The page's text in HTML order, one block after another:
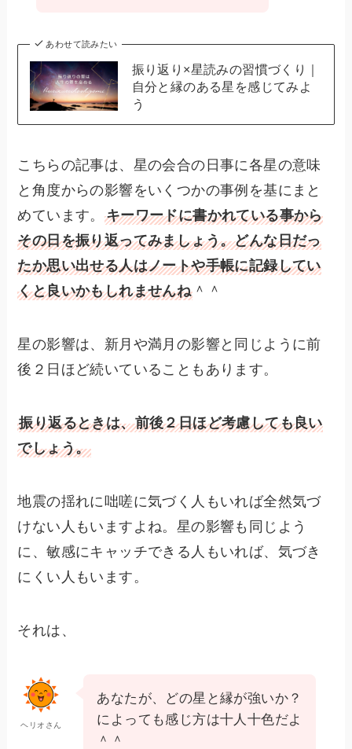
あわせて読みたい
振り返り×星読みの習慣づくり｜
自分と縁のある星を感じてみよ
う
こちらの記事は、星の会合の日事に各星の意味
と角度からの影響をいくつかの事例を基にまと
めています。 キーワードに書かれている事から
その日を振り返ってみましょう。どんな日だっ
たか思い出せる人はノートや手帳に記録してい
くと良いかもしれませんね ＾＾
星の影響は、新月や満月の影響と同じように前
後２日ほど続いていることもあります。
振り返るときは、前後２日ほど考慮しても良い
でしょう。
地震の揺れに咄嗟に気づく人もいれば全然気づ
けない人もいますよね。星の影響も同じよう
に、敏感にキャッチできる人もいれば、気づき
にくい人もいます。
それは、
ヘリオさん
あなたが、どの星と縁が強いか？
によっても感じ方は十人十色だよ
＾＾